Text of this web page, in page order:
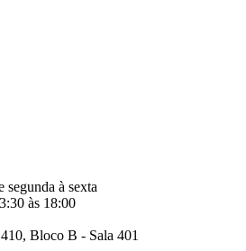
segunda à sexta
às 18:00
Bloco B - Sala 401